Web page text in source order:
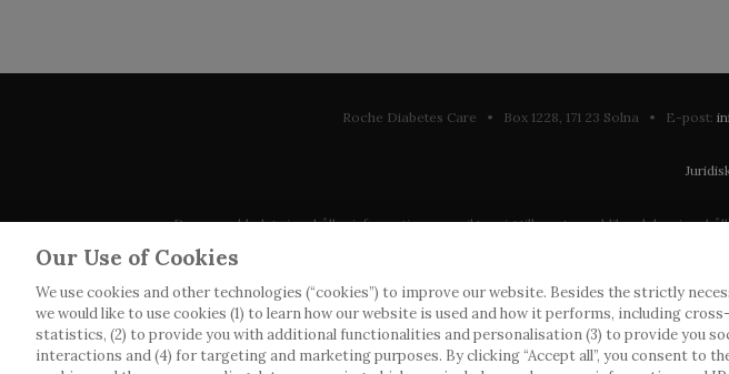
Roche Diabetes Care • Box 1228, 171 23 Solna • E-post:
Denna webbplats innehåller information som riktar sig till en stor publik och kan
observera att vi inte tar något ansvar för information som eventuellt inte uppfyller
Roche har inte alltid möjlighet att kvalitetssäkra andras inlägg, men kommer att ta bort
webbplatser som det länkas till. Kopiering av material från denna webbplats för
annonsörer, och
Our Use of Cookies
We use cookies and other technologies (“cookies”) to improve our website. Besides the strictly
we would like to use cookies (1) to learn how our website is used and how it performs, including
statistics, (2) to provide you with additional functionalities and personalisation (3) to provide you
interactions and (4) for targeting and marketing purposes. By clicking “Accept all”, you consent to